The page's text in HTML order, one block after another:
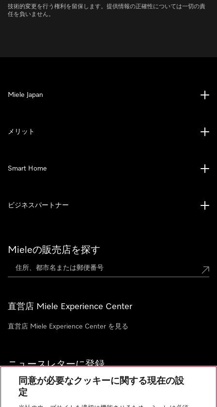
技術的変更を行う権利を留保します。提供情報の正確性については一切の責
任を負いません。
Mieleの販売店を探す
直営店 Miele Experience Center
直営店 Miele Experience Center を見る
ニュースレターに登録
Miele Japan
メリット
Smart Home
ビジネスパートナー
同意が必要なクッキーに関する現在の設
定